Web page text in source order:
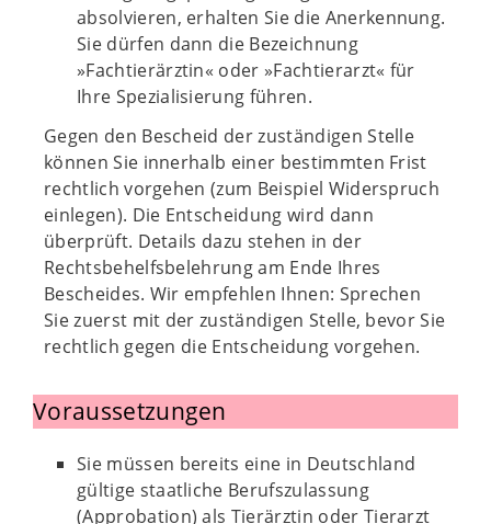
absolvieren, erhalten Sie die Anerkennung.
Sie dürfen dann die Bezeichnung
»Fachtierärztin« oder »Fachtierarzt« für
Ihre Spezialisierung führen.
Gegen den Bescheid der zuständigen Stelle
können Sie innerhalb einer bestimmten Frist
rechtlich vorgehen (zum Beispiel Widerspruch
einlegen). Die Entscheidung wird dann
überprüft. Details dazu stehen in der
Rechtsbehelfsbelehrung am Ende Ihres
Bescheides. Wir empfehlen Ihnen: Sprechen
Sie zuerst mit der zuständigen Stelle, bevor Sie
rechtlich gegen die Entscheidung vorgehen.
Voraussetzungen
Sie müssen bereits eine in Deutschland
gültige staatliche Berufszulassung
(Approbation) als Tierärztin oder Tierarzt